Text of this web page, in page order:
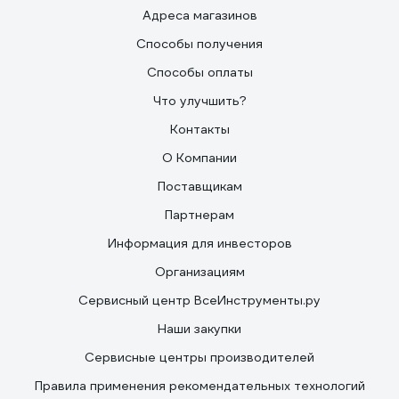
каким-то наполнителем, чем с воздухом.
Адреса магазинов
Способы получения
Способы оплаты
Что улучшить?
Контакты
О Компании
Поставщикам
Партнерам
Информация для инвесторов
Организациям
Сервисный центр ВсеИнструменты.ру
Наши закупки
Сервисные центры производителей
Правила применения рекомендательных технологий